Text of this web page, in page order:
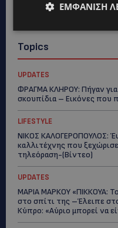
Topics
UPDATES
ΦΡΑΓΜΑ ΚΛΗΡΟΥ: Πήγαν
σκουπίδια – Εικόνες
LIFESTYLE
ΝΙΚΟΣ ΚΑΛΟΓΕΡΟΠΟΥΛΟΣ:
καλλιτέχνης που
τηλεόραση-(Bίντεο)
UPDATES
ΜΑΡΙΑ ΜΑΡΚΟΥ «ΠΙΚΚΟΥΑ:
στο σπίτι της –Έλειπε
Κύπρο: «Αύριο μπορεί να
ΕΜΦΆΝΙΣΗ